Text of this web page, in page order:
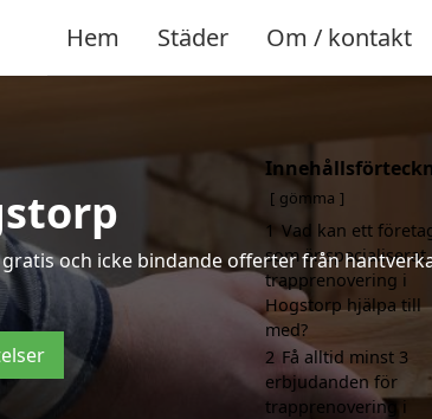
Hem Städer Om / kontakt
och icke bindande offerter från
gömma
1 Vad kan ett
som är specialiserat
trapprenovering i
Hogstorp hjälpa till
med?
2 Få alltid minst 3
erbjudanden för
trapprenovering i